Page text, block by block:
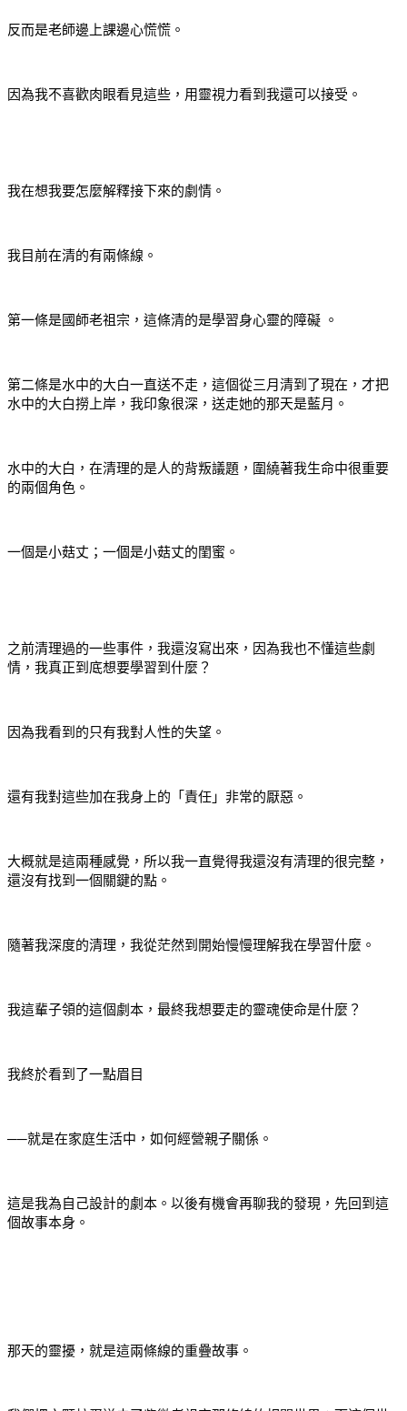
反而是老師邊上課邊心慌慌。
因為我不喜歡肉眼看見這些，用靈視力看到我還可以接受。
我在想我要怎麼解釋接下來的劇情。
我目前在清的有兩條線。
第一條是國師老祖宗，這條清的是學習身心靈的障礙 。
第二條是水中的大白一直送不走，這個從三月清到了現在，才把
水中的大白撈上岸，我印象很深，送走她的那天是藍月。
水中的大白，在清理的是人的背叛議題，圍繞著我生命中很重要
的兩個角色。
一個是小菇丈；一個是小菇丈的閨蜜。
之前清理過的一些事件，我還沒寫出來，因為我也不懂這些劇
情，我真正到底想要學習到什麼？
因為我看到的只有我對人性的失望。
還有我對這些加在我身上的「責任」非常的厭惡。
大概就是這兩種感覺，所以我一直覺得我還沒有清理的很完整，
還沒有找到一個關鍵的點。
隨著我深度的清理，我從茫然到開始慢慢理解我在學習什麼。
我這輩子領的這個劇本，最終我想要走的靈魂使命是什麼？
我終於看到了一點眉目
──就是在家庭生活中，如何經營親子關係。
這是我為自己設計的劇本。以後有機會再聊我的發現，先回到這
個故事本身。
那天的靈擾，就是這兩條線的重疊故事。